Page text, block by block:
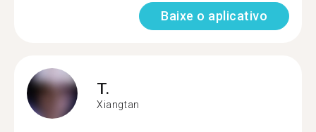
Baixe o aplicativo
T.
Xiangtan